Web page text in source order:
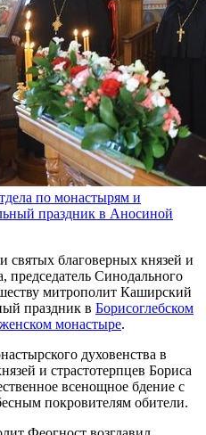
по монастырям и
праздник в Аносиной
святых благоверных князей и
председатель Синодального
митрополит Каширский
праздник в Борисоглебском
монастыре.
духовенства в
и страстотерпцев Бориса
всенощное бдение с
покровителям обители.